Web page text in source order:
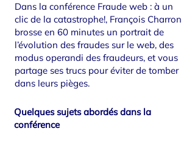
Dans la conférence Fraude web : à un
clic de la catastrophe!, François Charron
brosse en 60 minutes un portrait de
l’évolution des fraudes sur le web, des
modus operandi des fraudeurs, et vous
partage ses trucs pour éviter de tomber
dans leurs pièges.
Quelques sujets abordés dans la
conférence